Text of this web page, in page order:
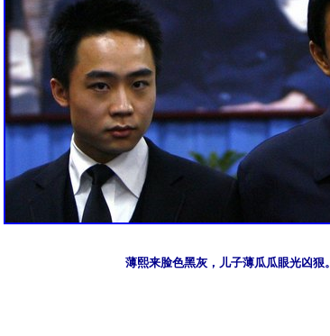
薄熙来脸色黑灰，儿子薄瓜瓜眼光凶狠。